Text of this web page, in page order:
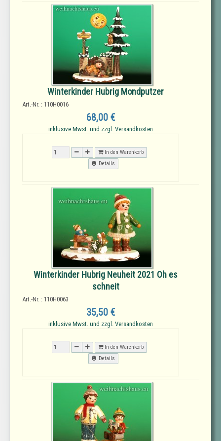
Winterkinder Hubrig Mondputzer
Art.-Nr. : 110H0016
68,00 €
inklusive Mwst. und zzgl. Versandkosten
In den Warenkorb
Details
Winterkinder Hubrig Neuheit 2021 Oh es
schneit
Art.-Nr. : 110H0063
35,50 €
inklusive Mwst. und zzgl. Versandkosten
In den Warenkorb
Details